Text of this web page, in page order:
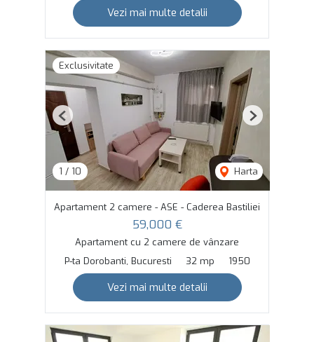
Vezi mai multe detalii
Exclusivitate
1 / 10 Harta
Previous Next
Apartament 2 camere - ASE - Caderea Bastiliei
59,000 €
Apartament cu 2 camere de vânzare
P-ta Dorobanti, Bucuresti
32 mp 1950
Vezi mai multe detalii